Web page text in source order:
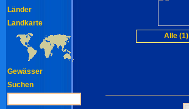
Alle (1)
Länder
Landkarte
Gewässer
Suchen